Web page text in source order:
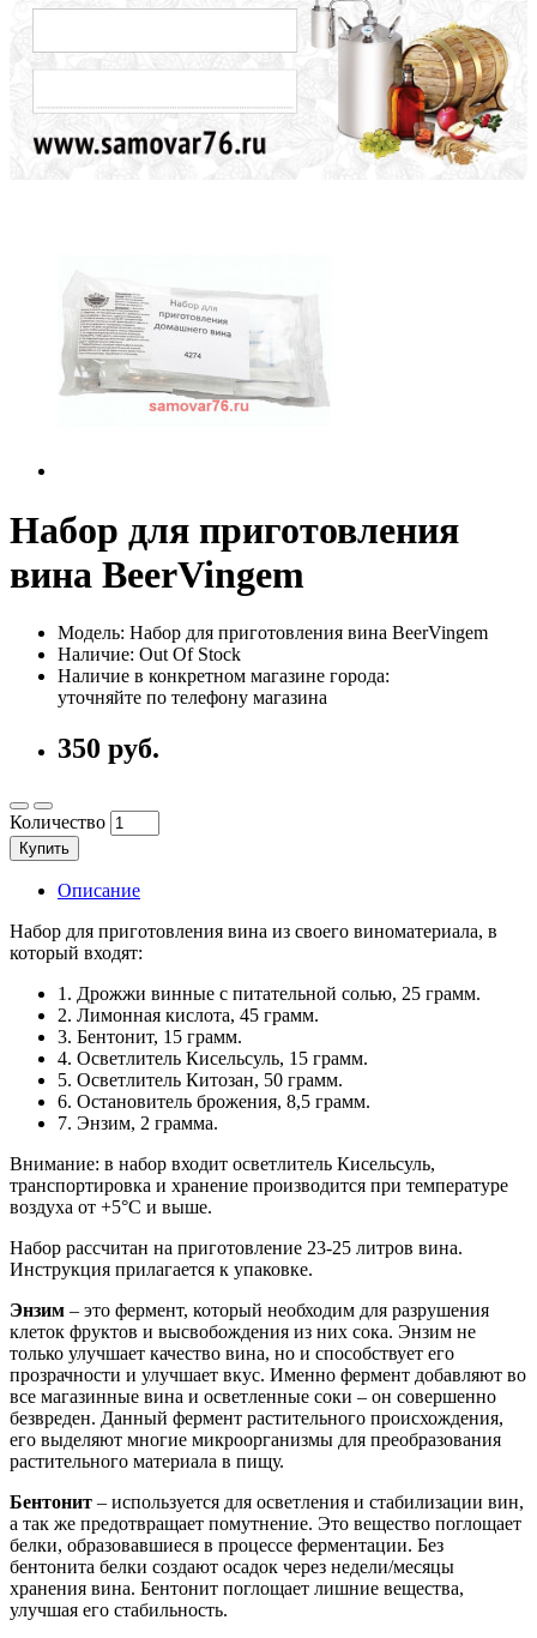
Набор для приготовления
вина BeerVingem
Модель: Набор для приготовления вина BeerVingem
Наличие: Out Of Stock
Наличие в конкретном магазине города:
уточняйте по телефону магазина
350 руб.
Количество
Купить
Описание
Набор для приготовления вина из своего виноматериала, в
который входят:
1. Дрожжи винные с питательной солью, 25 грамм.
2. Лимонная кислота, 45 грамм.
3. Бентонит, 15 грамм.
4. Осветлитель Кисельсуль, 15 грамм.
5. Осветлитель Китозан, 50 грамм.
6. Остановитель брожения, 8,5 грамм.
7. Энзим, 2 грамма.
Внимание: в набор входит осветлитель Кисельсуль,
транспортировка и хранение производится при температуре
воздуха от +5°C и выше.
Набор рассчитан на приготовление 23-25 литров вина.
Инструкция прилагается к упаковке.
Энзим – это фермент, который необходим для разрушения
клеток фруктов и высвобождения из них сока. Энзим не
только улучшает качество вина, но и способствует его
прозрачности и улучшает вкус. Именно фермент добавляют во
все магазинные вина и осветленные соки – он совершенно
безвреден. Данный фермент растительного происхождения,
его выделяют многие микроорганизмы для преобразования
растительного материала в пищу.
Бентонит – используется для осветления и стабилизации вин,
а так же предотвращает помутнение. Это вещество поглощает
белки, образовавшиеся в процессе ферментации. Без
бентонита белки создают осадок через недели/месяцы
хранения вина. Бентонит поглощает лишние вещества,
улучшая его стабильность.